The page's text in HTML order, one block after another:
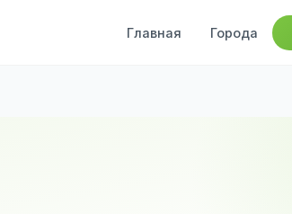
Главная Города